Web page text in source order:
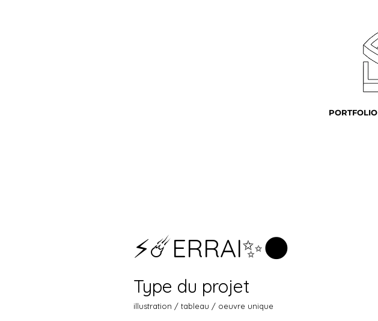
PORTFOLIO
⚡☄️ERRAI✨🌑
Type du projet
illustration / tableau / oeuvre unique